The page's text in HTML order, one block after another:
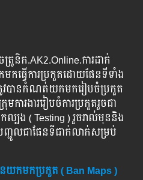
និក.AK2.Online.ការដាក់
កធ្វើការប្រកួតដោយផែនទីទាំង
វបានកំណត់យកមករៀបចំប្រកួត
ការងាររៀបចំការប្រកួតរួចជា
ល្បង ( Testing ) រួចរាល់មុននិង
ជូលជាផែនទីជាក់លាក់សម្រប់
យកមកប្រកួត ( Ban Maps )